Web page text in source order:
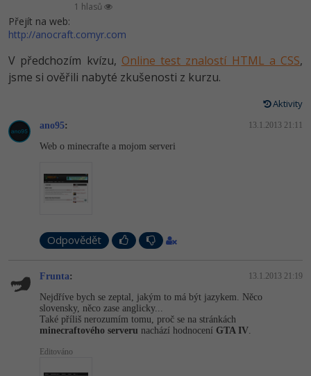
Copywriter
WordPress specialista
Algoritmy
Umělá inteligence (AI) -10%
Time management
Windows
Elektronický podpis
Ostatní
Fórum
Blog
Pro firmy
1 hlasů
Přejít na web:
http://anocraft.comyr.com
V předchozím kvízu, Online test znalostí HTML a CSS,
jsme si ověřili nabyté zkušenosti z kurzu.
Aktivity
ano95: 13.1.2013 21:11
Web o minecrafte a mojom serveri
Odpovědět
Frunta: 13.1.2013 21:19
Nejdříve bych se zeptal, jakým to má být jazykem. Něco
slovensky, něco zase anglicky...
Také příliš nerozumím tomu, proč se na stránkách
minecraftového serveru nachází hodnocení GTA IV
Editováno